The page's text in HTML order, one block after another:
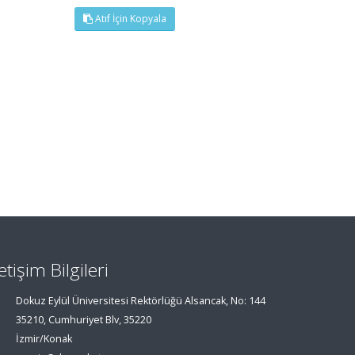
Atıf İçin Kopyala
Bilgileri
Dokuz Eylül Üniversitesi Rektörlüğü Alsancak, No: 144
35210, Cumhuriyet Blv, 35220
İzmir/Konak